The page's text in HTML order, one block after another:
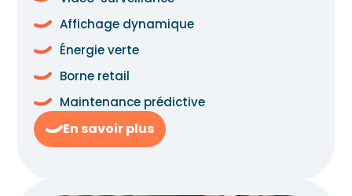
Affichage dynamique
Énergie verte
Borne retail
Maintenance prédictive
En savoir plus